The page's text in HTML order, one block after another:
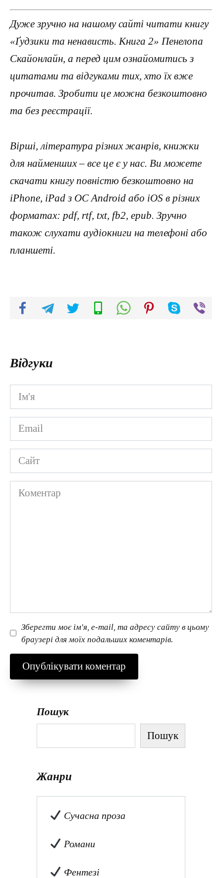
Дуже зручно на нашому сайті читати книгу
«Ґудзики та ненависть. Книга 2» Пенелопа
Скайонлайн, а перед цим ознайомитись з
цитатами та відгуками тих, хто їх вже
прочитав. Зробити це можна безкоштовно
та без реєстрації.
Вірші, література різних жанрів, книжки
для найменших – все це є у нас. Ви можете
скачати книгу повністю безкоштовно на
iPhone, iPad з ОС Android або iOS в різних
форматах: pdf, rtf, txt, fb2, epub. Зручно
також слухати аудіокниги на телефоні або
планшеті.
Відгуки
Ім'я
*
Email
*
Сайт
Коментар
Зберегти моє ім'я, e-mail, та адресу сайту в цьому
браузері для моїх подальших коментарів.
Пошук
Пошук
Жанри
Сучасна проза
Романи
Фентезі